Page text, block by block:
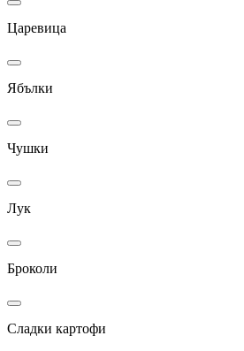
Царевица
Ябълки
Чушки
Лук
Броколи
Сладки картофи